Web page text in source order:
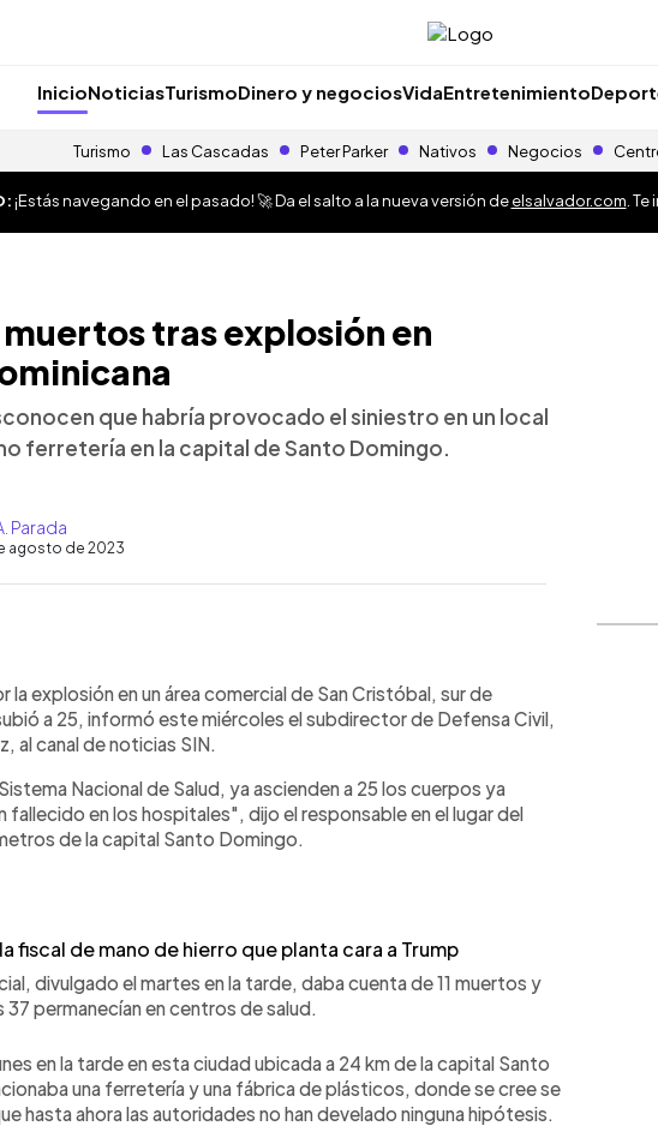
InicioNoticiasTurismoDinero y negociosVidaEntretenimiento
Turismo Las Cascadas Peter Parker Nativos Negocios
¡Estás navegando en el pasado! 🚀 Da el salto a la nueva versión deelsalvador.com .
tras explosión en
que habría provocado el siniestro en un local
ferretería en la capital de Santo Domingo.
Parada
agosto de 2023
la explosión en un área comercial de San Cristóbal, sur de
a 25, informó este miércoles el subdirector de Defensa Civil,
al canal de noticias SIN.
Nacional de Salud, ya ascienden a 25 los cuerpos ya
fallecido en los hospitales", dijo el responsable en el lugar del
de la capital Santo Domingo.
fiscal de mano de hierro que planta cara a Trump
divulgado el martes en la tarde, daba cuenta de 11 muertos y
permanecían en centros de salud.
en la tarde en esta ciudad ubicada a 24 km de la capital Santo
una ferretería y una fábrica de plásticos, donde se cree se
hasta ahora las autoridades no han develado ninguna hipótesis.